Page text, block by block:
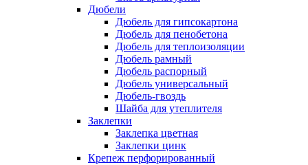
Дюбели
Дюбель для гипсокартона
Дюбель для пенобетона
Дюбель для теплоизоляции
Дюбель рамный
Дюбель распорный
Дюбель универсальный
Дюбель-гвоздь
Шайба для утеплителя
Заклепки
Заклепка цветная
Заклепки цинк
Крепеж перфорированный